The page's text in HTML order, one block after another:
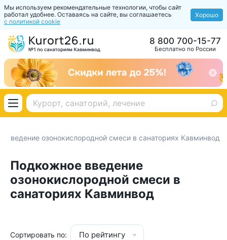
Мы используем рекомендательные технологии, чтобы сайт
работал удобнее. Оставаясь на сайте, вы соглашаетесь
с политикой cookie
Хорошо
Бесплатно по России
8 800 700-15-77
введение озонокислородной смеси в санаториях Кавминвод
Подкожное введение
озонокислородной смеси в
санаториях Кавминвод
Сортировать по: По рейтингу